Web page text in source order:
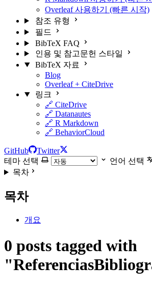
Overleaf 사용하기 (빠른 시작)
참조 유형
필드
BibTeX FAQ
인용 및 참고문헌 스타일
BibTeX 자료
Blog
Overleaf + CiteDrive
링크
🔗 CiteDrive
🔗 Datanautes
🔗 R Markdown
🔗 BehaviorCloud
GitHub
Twitter
테마 선택
언어 선택
목차
목차
개요
0 posts tagged with